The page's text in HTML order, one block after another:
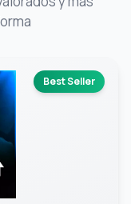
Best Seller